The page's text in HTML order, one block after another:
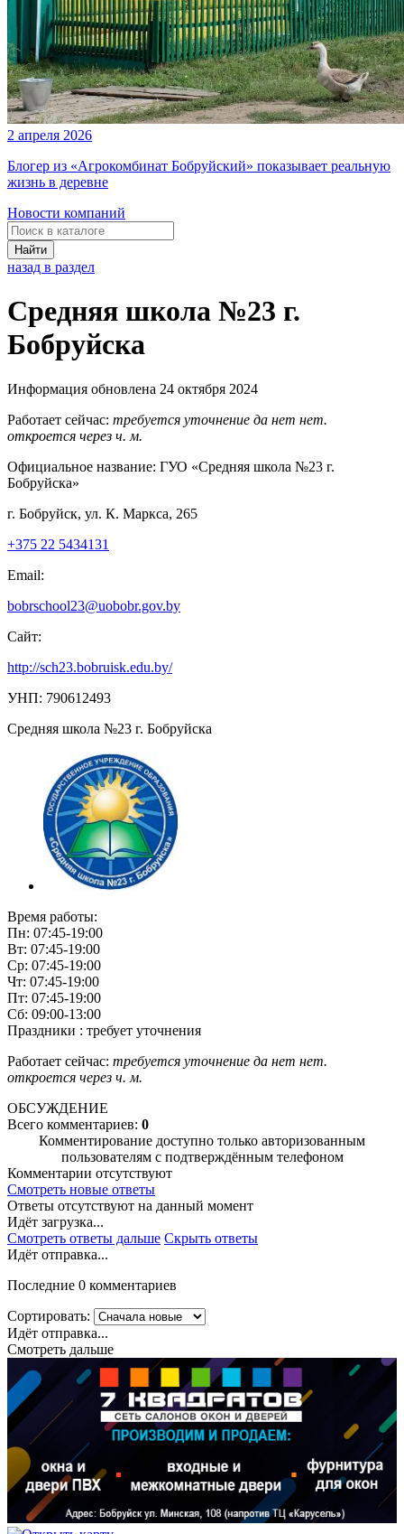
2 апреля 2026
Блогер из «Агрокомбинат Бобруйский» показывает реальную
жизнь в деревне
Новости компаний
Найти
назад в раздел
Средняя школа №23 г.
Бобруйска
Информация обновлена 24 октября 2024
Работает сейчас: требуется уточнение да нет нет.
откроется через ч. м.
Официальное название: ГУО «Средняя школа №23 г.
Бобруйска»
г. Бобруйск, ул. К. Маркса, 265
+375 22 5434131
Email:
bobrschool23@uobobr.gov.by
Сайт:
http://sch23.bobruisk.edu.by/
УНП: 790612493
Средняя школа №23 г. Бобруйска
Время работы:
Пн: 07:45-19:00
Вт: 07:45-19:00
Ср: 07:45-19:00
Чт: 07:45-19:00
Пт: 07:45-19:00
Сб: 09:00-13:00
Праздники : требует уточнения
Работает сейчас: требуется уточнение да нет нет.
откроется через ч. м.
ОБСУЖДЕНИЕ
Всего комментариев: 0
Комментирование доступно только авторизованным
пользователям с подтверждённым телефоном
Комментарии отсутствуют
Смотреть новые ответы
Ответы отсутствуют на данный момент
Идёт загрузка...
Смотреть ответы дальше Скрыть ответы
Идёт отправка...
Последние 0 комментариев
Сортировать:
Идёт отправка...
Смотреть дальше